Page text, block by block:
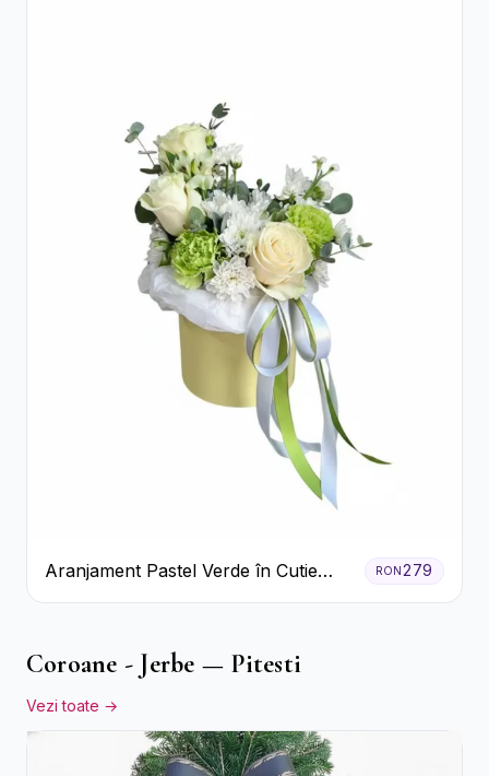
Aranjament Pastel Verde în Cutie
Galben Pal
RON279
Coroane - Jerbe — Pitesti
Vezi toate →